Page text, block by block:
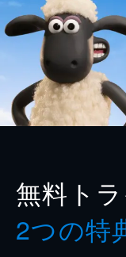
無料ト
2つの特